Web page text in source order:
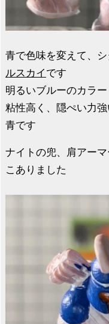
青で色味を変えて、シ
ルスカイ です
明るいブルーのカラー
粘性高く、隠ぺい力
青です
ナイトの兜、肩アー
こありました